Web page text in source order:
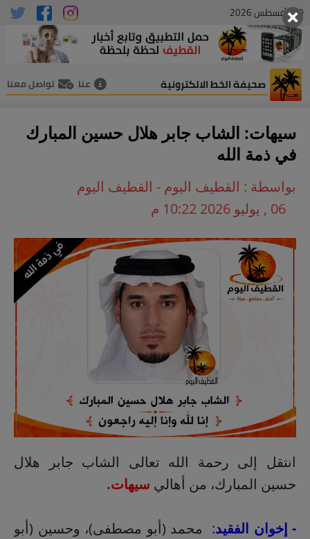
10 , أغسطس 2026
صحيفة الخط الالكترونية عنا تواصل معنا
سيهات: الشاب جابر هلال حسين المبارك
في ذمة الله
بواسطة : القطيف اليوم - القطيف اليوم
06 , يوليو 2026 10:22 م
انتقل إلى رحمة الله تعالى الشاب جابر هلال
حسين المبارك، من أهالي سيهات.
- إخوان الفقيد: محمد (أبو مصطفى)، وحسين (أبو